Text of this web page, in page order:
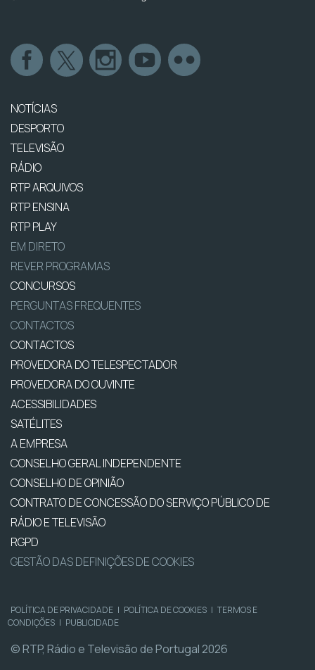
NOTÍCIAS
DESPORTO
TELEVISÃO
RÁDIO
RTP ARQUIVOS
RTP ENSINA
RTP PLAY
EM DIRETO
REVER PROGRAMAS
CONCURSOS
PERGUNTAS FREQUENTES
CONTACTOS
CONTACTOS
PROVEDORA DO TELESPECTADOR
PROVEDORA DO OUVINTE
ACESSIBILIDADES
SATÉLITES
A EMPRESA
CONSELHO GERAL INDEPENDENTE
CONSELHO DE OPINIÃO
CONTRATO DE CONCESSÃO DO SERVIÇO PÚBLICO DE
RÁDIO E TELEVISÃO
RGPD
GESTÃO DAS DEFINIÇÕES DE COOKIES
POLÍTICA DE PRIVACIDADE | POLÍTICA DE COOKIES | TERMOS E
CONDIÇÕES | PUBLICIDADE
© RTP, Rádio e Televisão de Portugal 2026